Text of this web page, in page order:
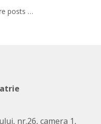
posts …
nr.26, camera 1,